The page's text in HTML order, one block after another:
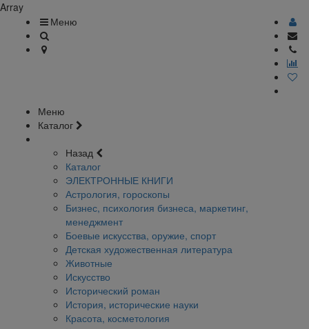
Array
Меню
Меню
Каталог
Назад
Каталог
ЭЛЕКТРОННЫЕ КНИГИ
Астрология, гороскопы
Бизнес, психология бизнеса, маркетинг,
менеджмент
Боевые искусства, оружие, спорт
Детская художественная литература
Животные
Искусство
Исторический роман
История, исторические науки
Красота, косметология